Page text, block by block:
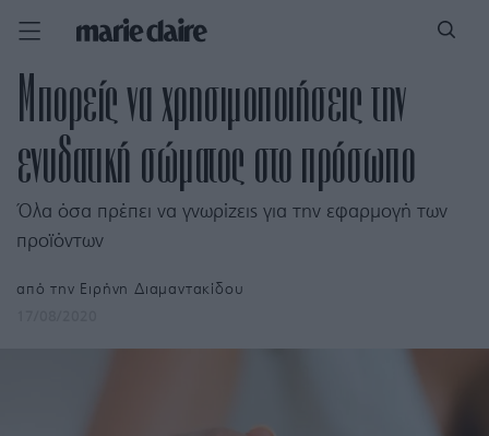
Μπορείς να χρησιμοποιήσεις την
ενυδατική σώματος στο πρόσωπο
Όλα όσα πρέπει να γνωρίζεις για την εφαρμογή των
προϊόντων
από την Ειρήνη Διαμαντακίδου